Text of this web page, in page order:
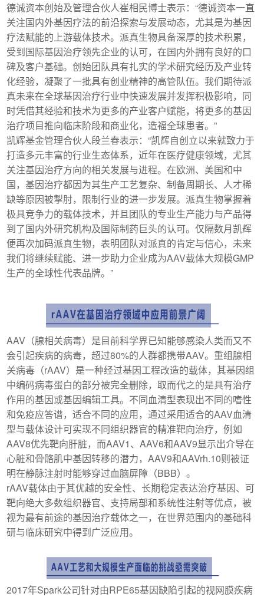
德诚资本创始及管理合伙人崔相民博士表示：“德诚资本一直
关注国内外基因疗法的前沿探索与发展动态，尤其是为基因
疗法赋能的上游载体技术。派真生物具备深厚的技术积累，
受到国际基因治疗领先企业的认可，在国内外拥有良好的口
碑及客户基础。创始团队具有扎实的学术研究经历及产业转
化经验，凝聚了一批具有创业精神的高管队伍。我们期待派
真未来在全球基因治疗行业中快速发展并发挥积极影响，同
时凭借其经验和技术为更多的产业客户赋能，将更多的基因
治疗项目推向临床阶段和商业化，造福全球患者。”
凯辉基金管理合伙人段兰春表示：“凯辉自创立以来就致力于
打造多元丰富的行业生态体系，近年在医疗健康领域，尤其
关注基因治疗方向的相关发展与进程。在欧洲、美国和中
国，基因治疗都因为其生产工艺复杂、制备周期长、人才稀
缺等原因被掣肘，限制行业的进一步发展。派真生物掌握着
极具竞争力的载体技术，并且团队的专业生产能力与产品得
到了国内外研究机构及国际制药巨头的认可。仅隔数月凯辉
便再次加码派真生物，表明团队对派真的肯定与信心，未来
我们将继续赋能、进一步助力企业成为AAV载体大规模GMP
生产的全球性代表品牌。”
AAV（腺相关病毒）是目前科学界已知能够感染人类而又不
会引起疾病的病毒，超过80%的人群都携带AAV。重组腺相
关病毒（rAAV）是一种经过基因工程改造的载体，其基因组
中编码病毒蛋白的部分被完全删除，取而代之的是具有治疗
作用的基因或基因编辑工具。不同血清型表现出不同的嗜性
和免疫应答谱，适合不同的应用，通过采用适合的AAV血清
型与载体设计可实现不同组织器官的精准靶向治疗，例如
AAV8优先靶向肝脏，而AAV1、AAV6和AAV9显示出介导在
心脏和骨骼肌中基因转移的潜力，AAV9和AAVrh.10则被证
明在静脉注射时能够穿过血脑屏障（BBB）。
rAAV载体由于其优越的安全性、长期稳定表达治疗基因、可
靶向绝大多数组织器官、支持局部和系统性注射等优点，被
视为最有前途的基因治疗载体之一，在世界范围内的基础科
研与临床研究中得到广泛应用。
2017年Spark公司针对由RPE65基因缺陷引起的视网膜疾病